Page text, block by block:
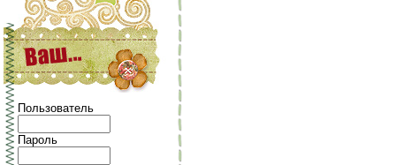
Пользователь
Пароль